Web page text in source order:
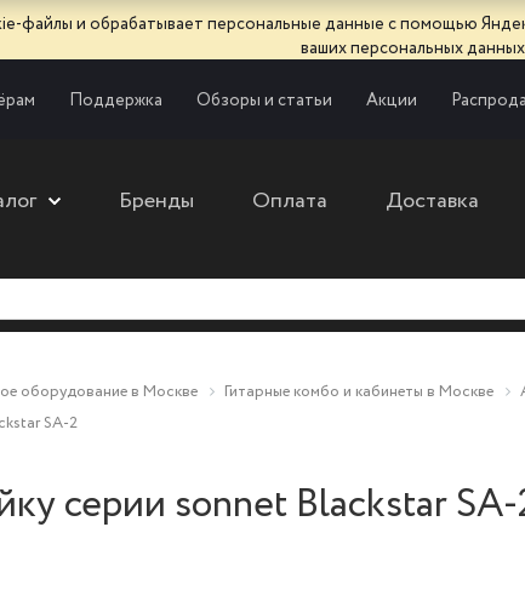
файлы и обрабатывает персональные данные с помощью
ваших персональных
Поддержка Обзоры и статьи Акции
Бренды Оплата Доставка
оборудование в Москве Гитарные комбо и кабинеты в Москве
SA-2
серии sonnet Blackstar